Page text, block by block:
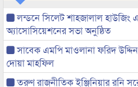
লন্ডনে সিলেট শাহজালাল হাউজিং
অ্যাসোসিয়েশনের সভা অনুষ্ঠিত
সাবেক এমপি মাওলানা ফরিদ
দোয়া মাহফিল
তরুণ রাজনীতিক ইঞ্জিনিয়ার রনি